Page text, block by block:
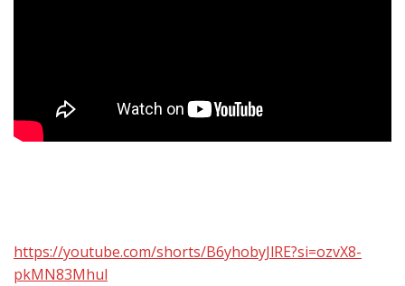
https://youtube.com/shorts/B6yhobyJlRE?si=ozvX8-
pkMN83Mhul